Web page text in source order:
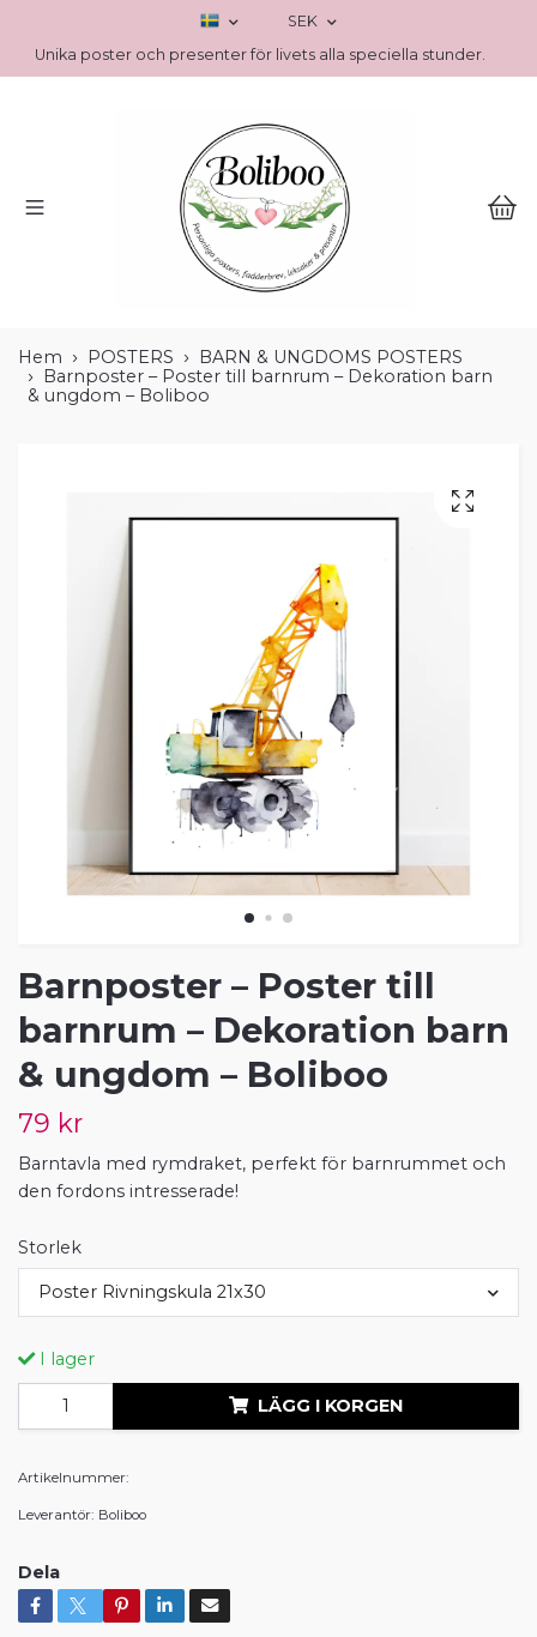
SEK
Unika poster och presenter för livets alla speciella stunder.
Hem POSTERS
BARN & UNGDOMS POSTERS
Barnposter – Poster till barnrum – Dekoration barn
& ungdom – Boliboo
Barnposter – Poster till
barnrum – Dekoration barn
& ungdom – Boliboo
79 kr
Barntavla med rymdraket, perfekt för barnrummet och
den fordons intresserade!
Storlek
Poster Rivningskula 21x30
I lager
LÄGG I KORGEN
Artikelnummer:
Leverantör: Boliboo
Dela